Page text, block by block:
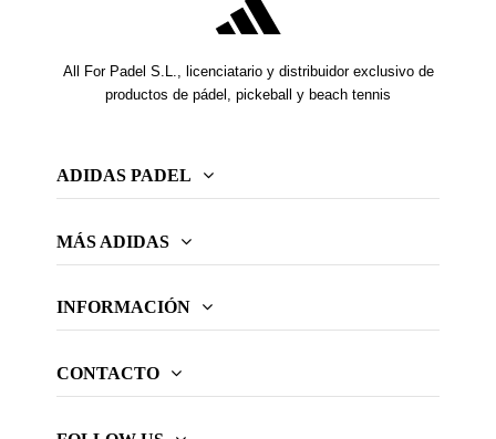
All For Padel S.L., licenciatario y distribuidor exclusivo de
productos de pádel, pickeball y beach tennis
ADIDAS PADEL
MÁS ADIDAS
INFORMACIÓN
CONTACTO